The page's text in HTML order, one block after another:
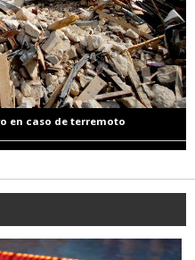
en caso de terremoto